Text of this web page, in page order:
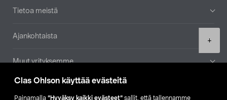
Clas Ohlson käyttää evästeitä
Painamalla ”Hyväksy kaikki evästeet” sallit, että tallennamme
+
Tietoa meistä
Ajankohtaista
Muut yrityksemme
Etsi myymälä